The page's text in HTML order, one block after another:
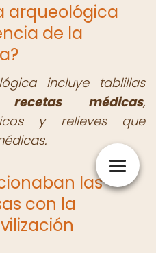
arqueológica
de la
incluye tablillas
recetas médicas,
y relieves que
las
con la